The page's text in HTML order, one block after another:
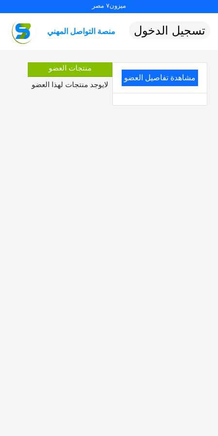
ميزون٧ مصر
منصة التواصل المهني تسجيل الدخول
مشاهدة تفاصيل العضو
منتجات العضو
لايوجد منتجات لهذا العضو